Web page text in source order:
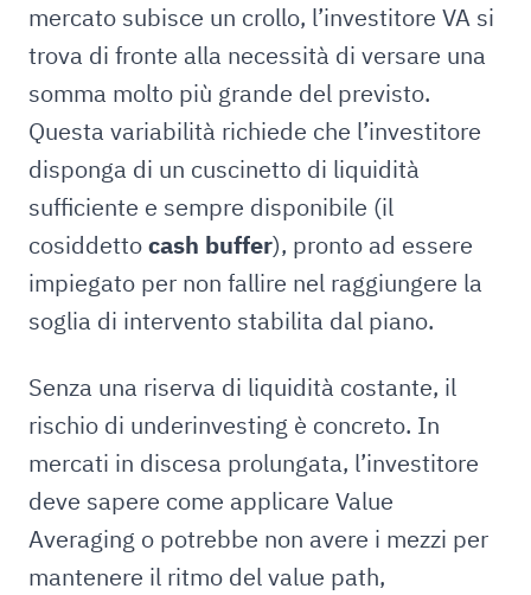
mercato subisce un crollo, l’investitore VA si
trova di fronte alla necessità di versare una
somma molto più grande del previsto.
Questa variabilità richiede che l’investitore
disponga di un cuscinetto di liquidità
sufficiente e sempre disponibile (il
cosiddettocash buffer), pronto ad essere
impiegato per non fallire nel raggiungere la
soglia di intervento stabilita dal piano.
Senza una riserva di liquidità costante, il
rischio di underinvesting è concreto. In
mercati in discesa prolungata, l’investitore
deve sapere come applicare Value
Averaging o potrebbe non avere i mezzi per
mantenere il ritmo del value path,